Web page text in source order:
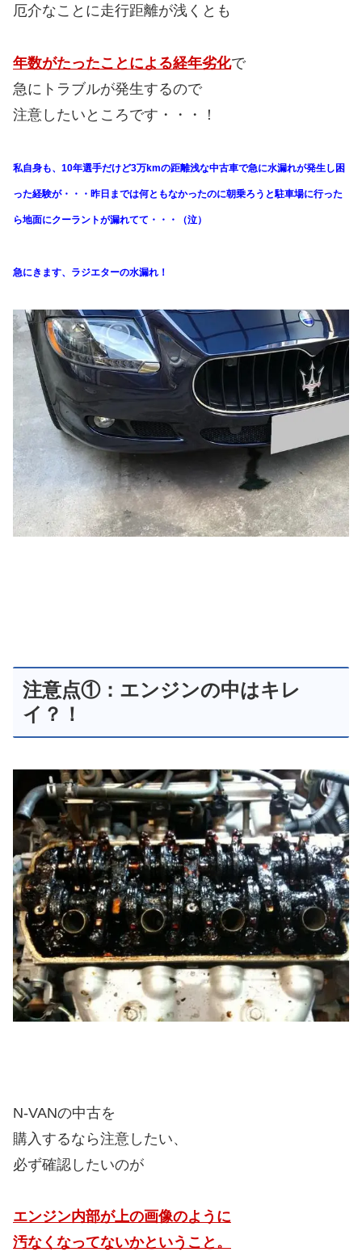
厄介なことに走行距離が浅くとも
年数がたったことによる経年劣化で
急にトラブルが発生するので
注意したいところです・・・！
私自身も、10年選手だけど3万kmの距離浅な中古車で急に水漏れが発生し困
った経験が・・・昨日までは何ともなかったのに朝乗ろうと駐車場に行った
ら地面にクーラントが漏れてて・・・（泣）
急にきます、ラジエターの水漏れ！
注意点①：エンジンの中はキレ
イ？！
N-VANの中古を
購入するなら注意したい、
必ず確認したいのが
エンジン内部が上の画像のように
汚なくなってないかということ。